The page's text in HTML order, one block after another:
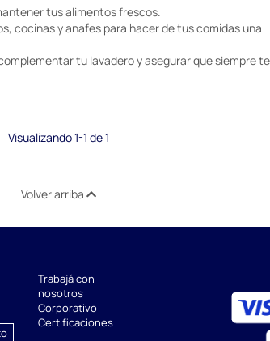
tus alimentos frescos.
cocinas y anafes para hacer de tus comidas una
tu lavadero y asegurar que siempre
Visualizando 1-1 de 1
Volver arriba
Trabajá con
nosotros
Corporativo
Certificaciones